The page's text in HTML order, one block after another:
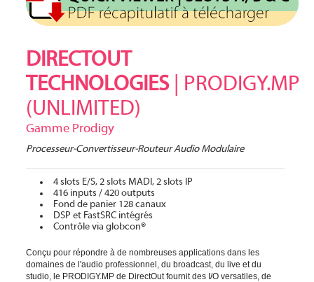
DIRECTOUT
TECHNOLOGIES| PRODIGY.MP
(UNLIMITED)
Gamme Prodigy
Processeur-Convertisseur-Routeur Audio Modulaire
4 slots E/S, 2 slots MADI, 2 slots IP
416 inputs / 420 outputs
Fond de panier 128 canaux
DSP et FastSRC intégrés
Contrôle via globcon®
Conçu pour répondre à de nombreuses applications dans les
domaines de l'audio professionnel, du broadcast, du live et du
studio, le PRODIGY.MP de DirectOut fournit des I/O versatiles, de